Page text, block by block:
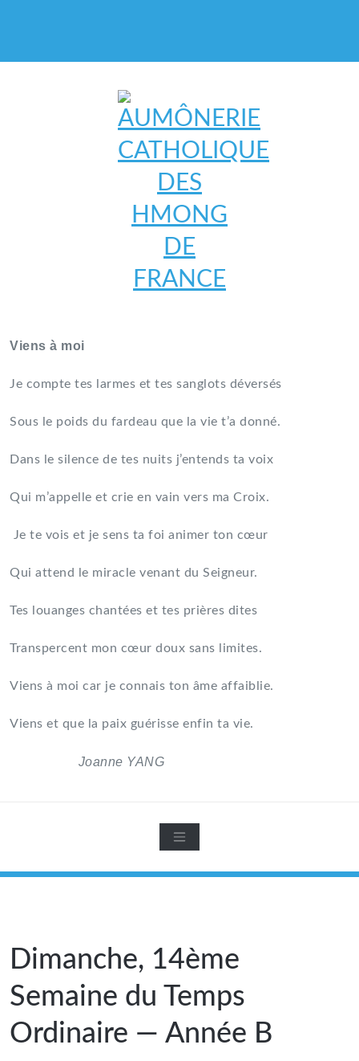
DES HMONG DE FRANCE
Viens à moi
Je compte tes larmes et tes sanglots déversés
Sous le poids du fardeau que la vie t’a donné.
Dans le silence de tes nuits j’entends ta voix
Qui m’appelle et crie en vain vers ma Croix.
Je te vois et je sens ta foi animer ton cœur
Qui attend le miracle venant du Seigneur.
Tes louanges chantées et tes prières dites
Transpercent mon cœur doux sans limites.
Viens à moi car je connais ton âme affaiblie.
Viens et que la paix guérisse enfin ta vie.
Joanne YANG
Dimanche, 14ème
Semaine du Temps
Ordinaire — Année B